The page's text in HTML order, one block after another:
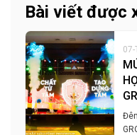
Bài viết được